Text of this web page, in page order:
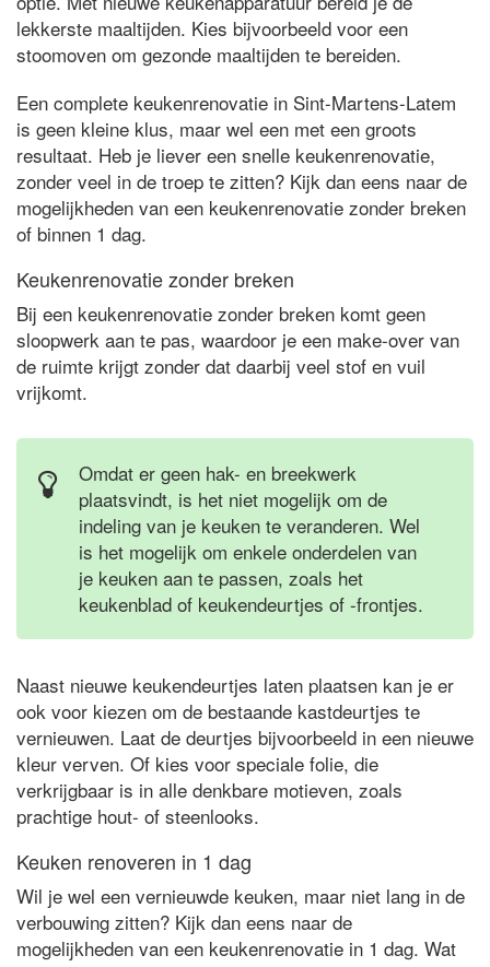
lekkerste maaltijden. Kies bijvoorbeeld voor een
stoomoven om gezonde maaltijden te bereiden.
Een complete keukenrenovatie in Sint-Martens-Latem
is geen kleine klus, maar wel een met een groots
resultaat. Heb je liever een snelle keukenrenovatie,
zonder veel in de troep te zitten? Kijk dan eens naar de
mogelijkheden van een keukenrenovatie zonder breken
of binnen 1 dag.
Keukenrenovatie zonder breken
Bij een keukenrenovatie zonder breken komt geen
sloopwerk aan te pas, waardoor je een make-over van
de ruimte krijgt zonder dat daarbij veel stof en vuil
vrijkomt.
Omdat er geen hak- en breekwerk
plaatsvindt, is het niet mogelijk om de
indeling van je keuken te veranderen. Wel
is het mogelijk om enkele onderdelen van
je keuken aan te passen, zoals het
keukenblad of keukendeurtjes of -frontjes.
Naast nieuwe keukendeurtjes laten plaatsen kan je er
ook voor kiezen om de bestaande kastdeurtjes te
vernieuwen. Laat de deurtjes bijvoorbeeld in een nieuwe
kleur verven. Of kies voor speciale folie, die
verkrijgbaar is in alle denkbare motieven, zoals
prachtige hout- of steenlooks.
Keuken renoveren in 1 dag
Wil je wel een vernieuwde keuken, maar niet lang in de
verbouwing zitten? Kijk dan eens naar de
mogelijkheden van een keukenrenovatie in 1 dag. Wat